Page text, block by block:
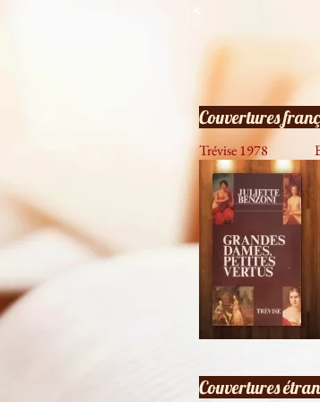
Couvertures
Trévise 1978
Couvertures